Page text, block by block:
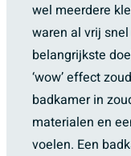
wel meerdere
waren al vrij
belangrijkste
‘wow’ effect
badkamer in
materialen en
voelen. Een